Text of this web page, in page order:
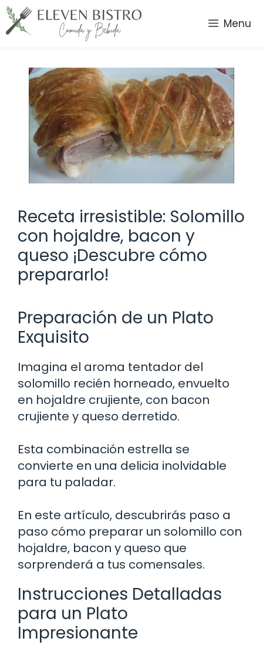
Saltar
al
contenido
Menu
Receta irresistible: Solomillo
con hojaldre, bacon y
queso ¡Descubre cómo
prepararlo!
Preparación de un Plato
Exquisito
Imagina el aroma tentador del
solomillo recién horneado, envuelto
en hojaldre crujiente, con bacon
crujiente y queso derretido.
Esta combinación estrella se
convierte en una delicia inolvidable
para tu paladar.
En este artículo, descubrirás paso a
paso cómo preparar un solomillo con
hojaldre, bacon y queso que
sorprenderá a tus comensales.
Instrucciones Detalladas
para un Plato
Impresionante